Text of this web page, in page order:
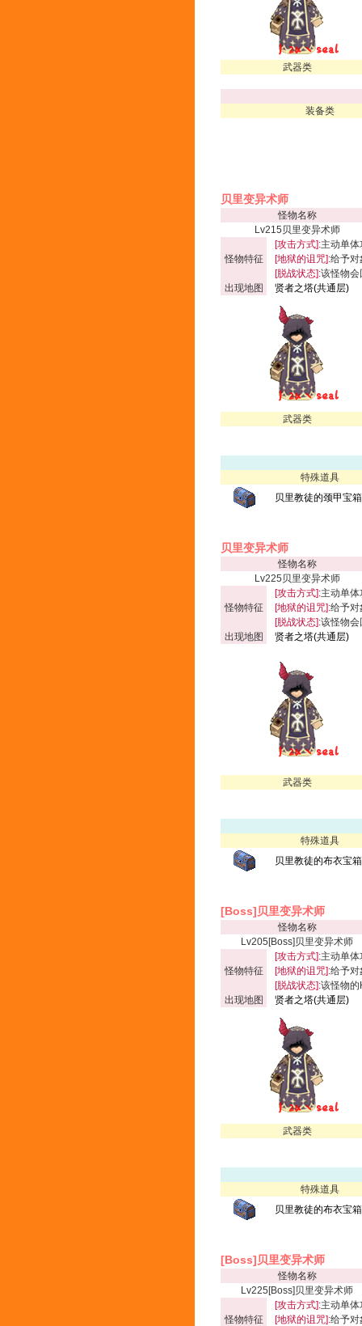
武器类
装备类
贝里变异术师
怪物名称
Lv215贝里变异术师
怪物特征
[攻击方式]:主动单体
[地狱的诅咒]:给予对
[脱战状态]:该怪物会
出现地图
贤者之塔(共通层)
武器类
特殊道具
贝里教徒的颈甲宝
贝里变异术师
怪物名称
Lv225贝里变异术师
怪物特征
[攻击方式]:主动单体
[地狱的诅咒]:给予对
[脱战状态]:该怪物会
出现地图
贤者之塔(共通层)
武器类
特殊道具
贝里教徒的布衣宝
[Boss]贝里变异术师
怪物名称
Lv205[Boss]贝里变异术师
怪物特征
[攻击方式]:主动单体
[地狱的诅咒]:给予对
[脱战状态]:该怪物
出现地图
贤者之塔(共通层)
武器类
特殊道具
贝里教徒的布衣宝
[Boss]贝里变异术师
怪物名称
Lv225[Boss]贝里变异术师
怪物特征
[攻击方式]:主动单体
[地狱的诅咒]:给予对